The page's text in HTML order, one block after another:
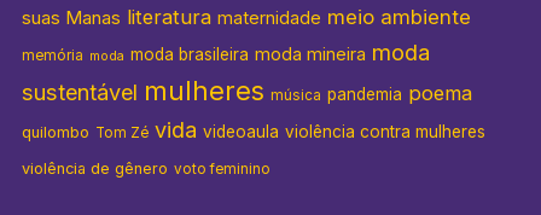
suas Manas literatura maternidade meio ambiente
memória moda moda brasileira moda mineira moda
sustentável mulheres música pandemia poema
quilombo Tom Zé vida videoaula violência contra mulheres
violência de gênero voto feminino